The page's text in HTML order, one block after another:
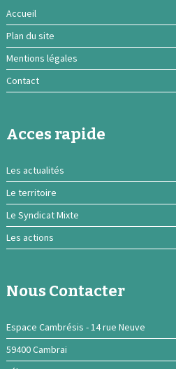
Accueil
Plan du site
Mentions légales
Contact
Acces rapide
Les actualités
Le territoire
Le Syndicat Mixte
Les actions
Nous Contacter
Espace Cambrésis - 14 rue Neuve
59400 Cambrai